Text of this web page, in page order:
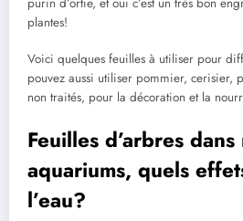
plantes!
Voici quelques feuilles à utiliser pour
pouvez aussi utiliser pommier,
non traités, pour la décoration et la
Feuilles d’arbres dans
aquariums, quels
l’eau?